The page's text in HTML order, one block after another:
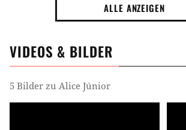
ALLE ANZEIGEN
VIDEOS & BILDER
5 Bilder zu Alice Júnior